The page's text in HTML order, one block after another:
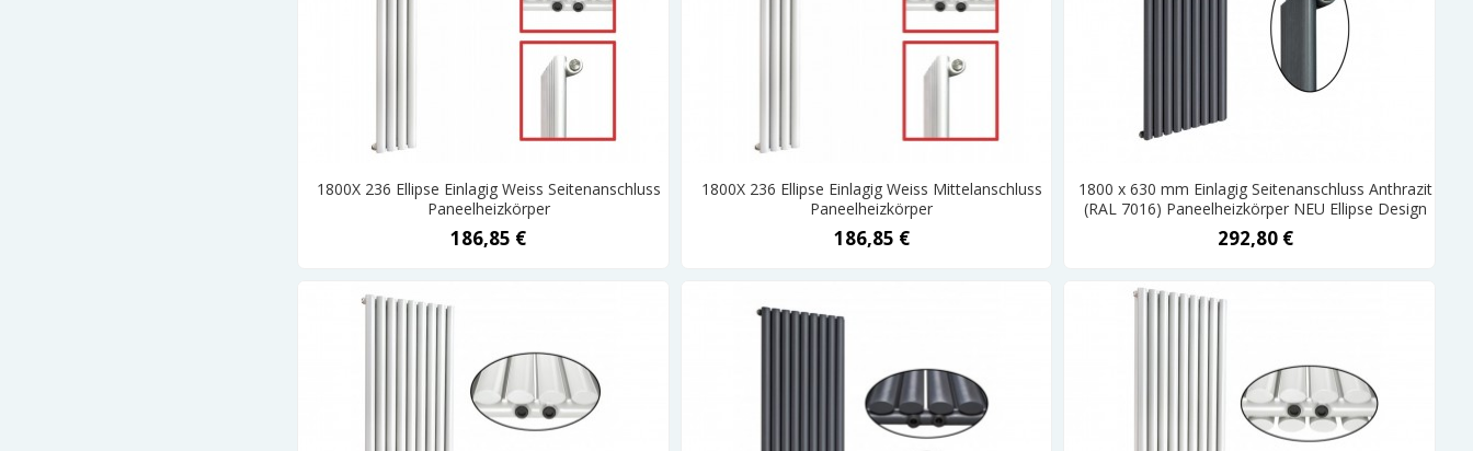
1800X 236 Ellipse Einlagig Weiss Seitenanschluss
Paneelheizkörper
186,85 €
1800X 236 Ellipse Einlagig Weiss Mittelanschluss
Paneelheizkörper
186,85 €
1800 x 630 mm Einlagig Seitenanschluss Anthrazit
(RAL 7016) Paneelheizkörper NEU Ellipse Design
292,80 €